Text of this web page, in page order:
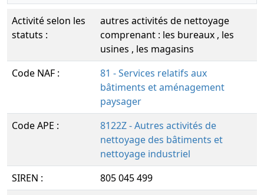
Activité selon les
statuts :
autres activités de nettoyage
comprenant : les bureaux , les
usines , les magasins
Code NAF :
81 - Services relatifs aux
bâtiments et aménagement
paysager
Code APE :
8122Z - Autres activités de
nettoyage des bâtiments et
nettoyage industriel
SIREN :
805 045 499